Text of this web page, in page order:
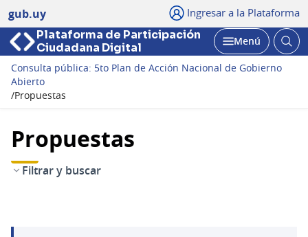
gub.uy Ingresar a la Plataforma
Plataforma de Participación
Ciudadana Digital
Abrir
Menú
Consulta pública: 5to Plan de Acción Nacional de Gobierno
Abierto
/Propuestas
Propuestas
Filtrar y buscar